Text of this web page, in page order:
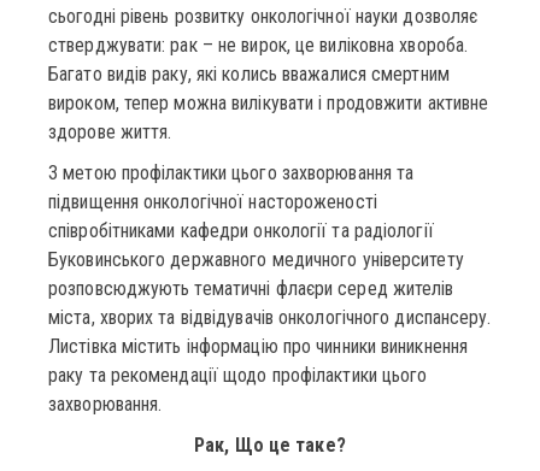
сьогодні рівень розвитку онкологічної науки дозволяє
стверджувати: рак – не вирок, це виліковна хвороба.
Багато видів раку, які колись вважалися смертним
вироком, тепер можна вилікувати і продовжити активне
здорове життя.
З метою профілактики цього захворювання та
підвищення онкологічної настороженості
співробітниками кафедри онкології та радіології
Буковинського державного медичного університету
розповсюджують тематичні флаєри серед жителів
міста, хворих та відвідувачів онкологічного диспансеру.
Листівка містить інформацію про чинники виникнення
раку та рекомендації щодо профілактики цього
захворювання.
Рак, Що це таке?